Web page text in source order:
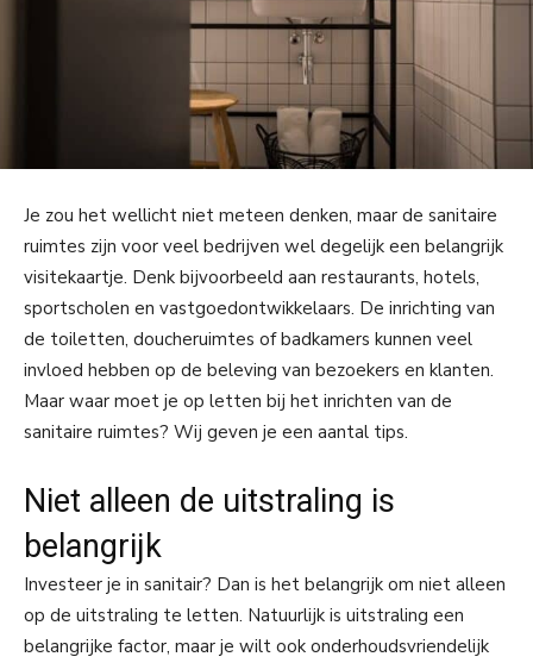
Je zou het wellicht niet meteen denken, maar de sanitaire
ruimtes zijn voor veel bedrijven wel degelijk een belangrijk
visitekaartje. Denk bijvoorbeeld aan restaurants, hotels,
sportscholen en vastgoedontwikkelaars. De inrichting van
de toiletten, doucheruimtes of badkamers kunnen veel
invloed hebben op de beleving van bezoekers en klanten.
Maar waar moet je op letten bij het inrichten van de
sanitaire ruimtes? Wij geven je een aantal tips.
Niet alleen de uitstraling is
belangrijk
Investeer je in sanitair? Dan is het belangrijk om niet alleen
op de uitstraling te letten. Natuurlijk is uitstraling een
belangrijke factor, maar je wilt ook onderhoudsvriendelijk